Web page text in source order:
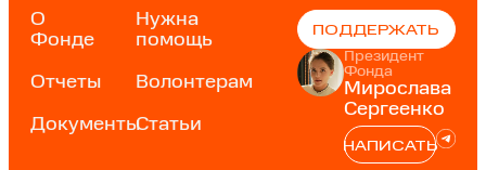
О
Фонде
Отчеты
Документы
Нужна
помощь
Волонтерам
Статьи
ПОДДЕРЖАТЬ
Президент
Фонда
Мирослава
Сергеенко
НАПИСАТЬ